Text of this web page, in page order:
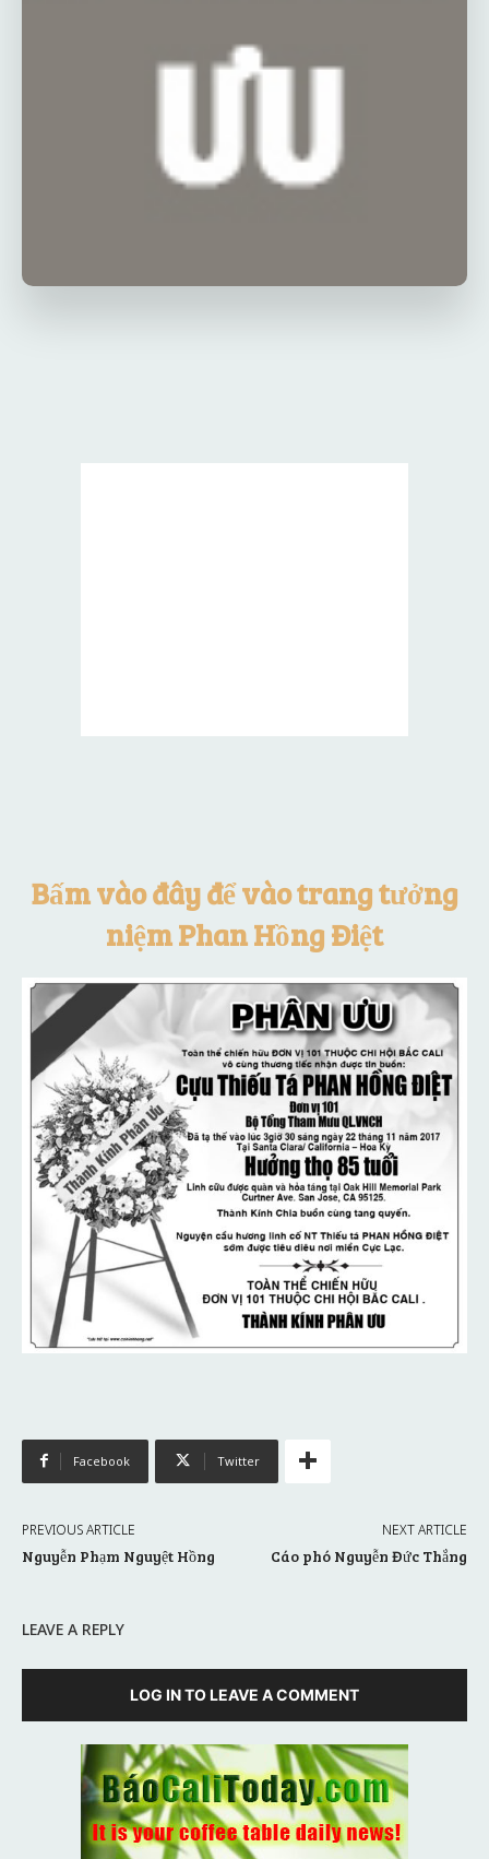
Bấm vào đây để vào trang tưởng
niệm Phan Hồng Điệt
Facebook Twitter
PREVIOUS ARTICLE
Nguyễn Phạm Nguyệt Hồng
NEXT ARTICLE
Cáo phó Nguyễn Đức Thắng
LEAVE A REPLY
LOG IN TO LEAVE A COMMENT